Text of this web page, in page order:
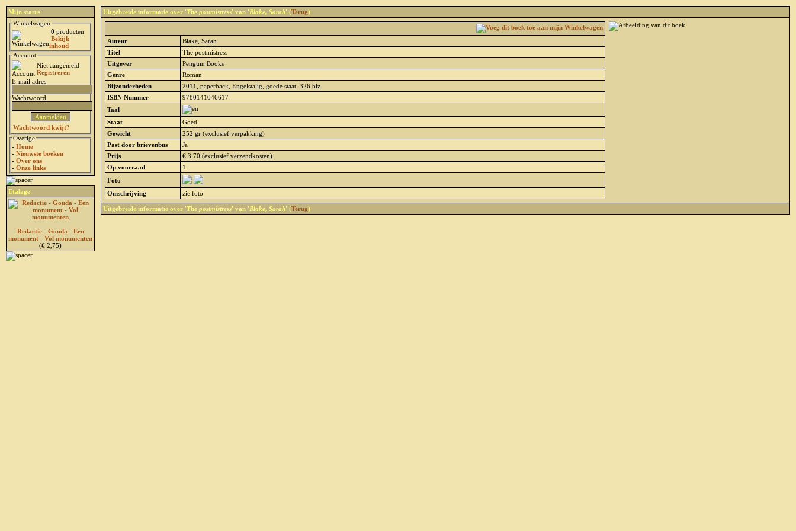
Mijn status
Winkelwagen
0 producten
Bekijk
inhoud
Account
Niet aangemeld
Registreren
E-mail adres
Wachtwoord
Wachtwoord kwijt?
Overige
- Home
- Nieuwste boeken
- Over ons
- Onze links
Etalage
Redactie - Gouda - Een
monument - Vol monumenten
(€ 2,75)
Uitgebreide informatie over 'The postmistress' van 'Blake, Sarah' (Terug)
Auteur
Blake, Sarah
Titel
The postmistress
Uitgever
Penguin Books
Genre
Roman
Bijzonderheden
2011, paperback, Engelstalig, goede staat, 326 blz.
ISBN Nummer
9780141046617
Taal
Staat
Goed
Gewicht
252 gr (exclusief verpakking)
Past door brievenbus
Ja
Prijs
€ 3,70 (exclusief verzendkosten)
Op voorraad
1
Foto
Omschrijving
zie foto
Uitgebreide informatie over 'The postmistress' van 'Blake, Sarah' (Terug)